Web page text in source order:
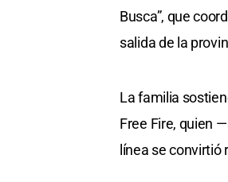
Busca”, que
salida de la
La familia
Free Fire, quien
línea se